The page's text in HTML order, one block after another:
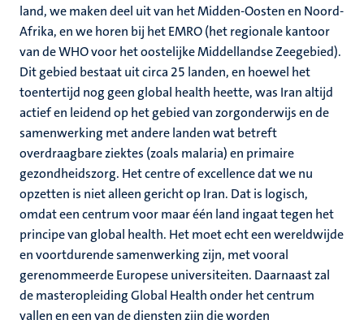
land, we maken deel uit van het Midden-Oosten en Noord-
Afrika, en we horen bij het EMRO (het regionale kantoor
van de WHO voor het oostelijke Middellandse Zeegebied).
Dit gebied bestaat uit circa 25 landen, en hoewel het
toentertijd nog geen global health heette, was Iran altijd
actief en leidend op het gebied van zorgonderwijs en de
samenwerking met andere landen wat betreft
overdraagbare ziektes (zoals malaria) en primaire
gezondheidszorg. Het centre of excellence dat we nu
opzetten is niet alleen gericht op Iran. Dat is logisch,
omdat een centrum voor maar één land ingaat tegen het
principe van global health. Het moet echt een wereldwijde
en voortdurende samenwerking zijn, met vooral
gerenommeerde Europese universiteiten. Daarnaast zal
de masteropleiding Global Health onder het centrum
vallen en een van de diensten zijn die worden